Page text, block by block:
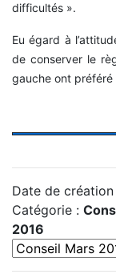
difficultés ».
Eu égard à
de conserver le
gauche ont préféré
Date de création
Catégorie :
2016